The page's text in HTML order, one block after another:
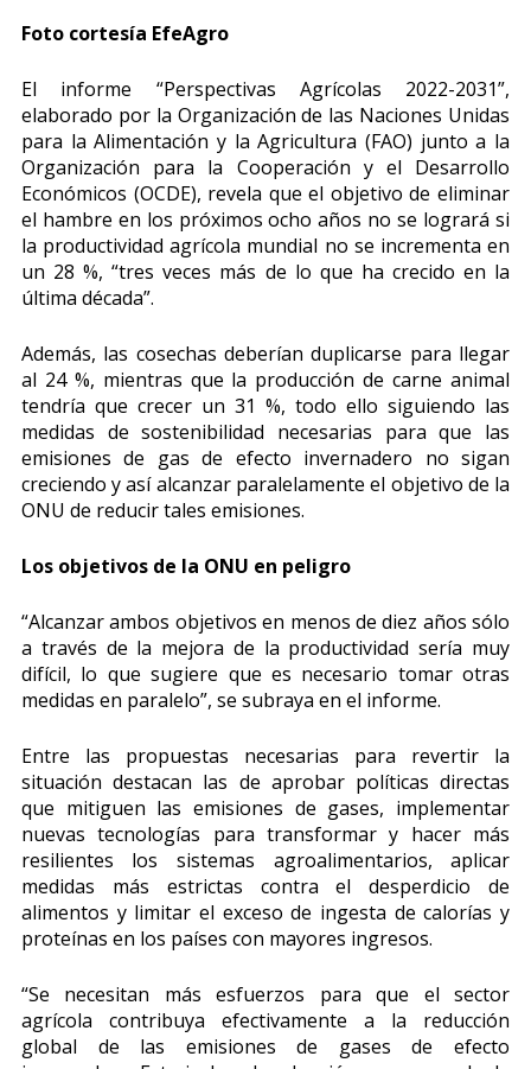
Foto cortesía EfeAgro
El informe “Perspectivas Agrícolas 2022-2031”,
elaborado por la Organización de las Naciones Unidas
para la Alimentación y la Agricultura (FAO) junto a la
Organización para la Cooperación y el Desarrollo
Económicos (OCDE), revela que el objetivo de eliminar
el hambre en los próximos ocho años no se logrará si
la productividad agrícola mundial no se incrementa en
un 28 %, “tres veces más de lo que ha crecido en la
última década”.
Además, las cosechas deberían duplicarse para llegar
al 24 %, mientras que la producción de carne animal
tendría que crecer un 31 %, todo ello siguiendo las
medidas de sostenibilidad necesarias para que las
emisiones de gas de efecto invernadero no sigan
creciendo y así alcanzar paralelamente el objetivo de la
ONU de reducir tales emisiones.
Los objetivos de la ONU en peligro
“Alcanzar ambos objetivos en menos de diez años sólo
a través de la mejora de la productividad sería muy
difícil, lo que sugiere que es necesario tomar otras
medidas en paralelo”, se subraya en el informe.
Entre las propuestas necesarias para revertir la
situación destacan las de aprobar políticas directas
que mitiguen las emisiones de gases, implementar
nuevas tecnologías para transformar y hacer más
resilientes los sistemas agroalimentarios, aplicar
medidas más estrictas contra el desperdicio de
alimentos y limitar el exceso de ingesta de calorías y
proteínas en los países con mayores ingresos.
“Se necesitan más esfuerzos para que el sector
agrícola contribuya efectivamente a la reducción
global de las emisiones de gases de efecto